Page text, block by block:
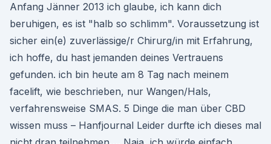
Anfang Jänner 2013 ich glaube, ich kann dich
beruhigen, es ist "halb so schlimm". Voraussetzung ist
sicher ein(e) zuverlässige/r Chirurg/in mit Erfahrung,
ich hoffe, du hast jemanden deines Vertrauens
gefunden. ich bin heute am 8 Tag nach meinem
facelift, wie beschrieben, nur Wangen/Hals,
verfahrensweise SMAS. 5 Dinge die man über CBD
wissen muss – Hanfjournal Leider durfte ich dieses mal